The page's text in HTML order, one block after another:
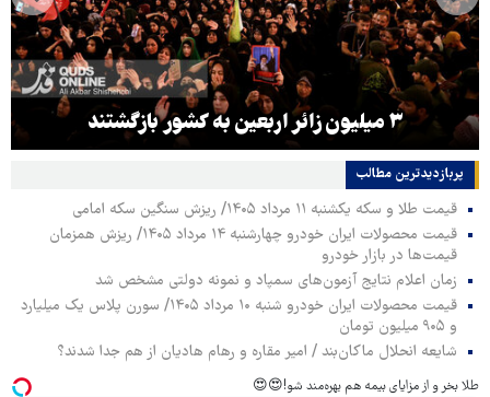
۳ میلیون زائر اربعین به کشور بازگشتند
پربازدیدترین‌ مطالب
قیمت طلا و سکه یکشنبه ۱۱ مرداد ۱۴۰۵/ ریزش سنگین سکه امامی
قیمت محصولات ایران خودرو چهارشنبه ۱۴ مرداد ۱۴۰۵/ ریزش همزمان
قیمت‌ها در بازار خودرو
زمان اعلام نتایج آزمون‌های سمپاد و نمونه دولتی مشخص شد
قیمت محصولات ایران خودرو شنبه ۱۰ مرداد ۱۴۰۵/ سورن پلاس یک میلیارد
و ۹۰۵ میلیون تومان
شایعه انحلال ماکان‌بند / امیر مقاره و رهام هادیان از هم جدا شدند؟
طلا بخر و از مزایای بیمه هم بهره‌مند شو!😍😍